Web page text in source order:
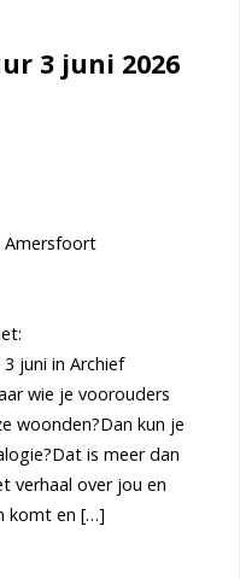
3 juni 2026
Amersfoort
3 juni in Archief
wie je voorouders
woonden?Dan kun je
is meer dan
verhaal over jou en
komt en […]